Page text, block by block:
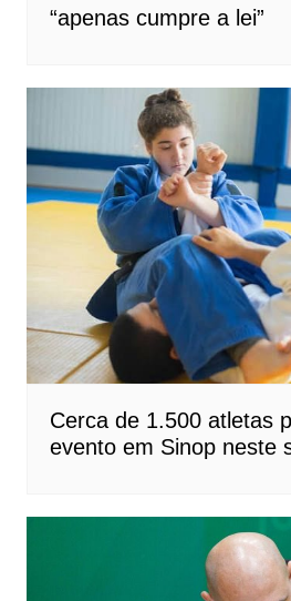
“apenas cumpre a lei”
Cerca de 1.500 atletas
evento em Sinop neste